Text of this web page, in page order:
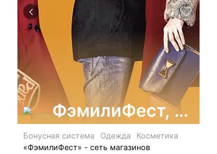
ФэмилиФест,
Бонусная система Одежда
Косметика
«ФэмилиФест» - сеть магазинов